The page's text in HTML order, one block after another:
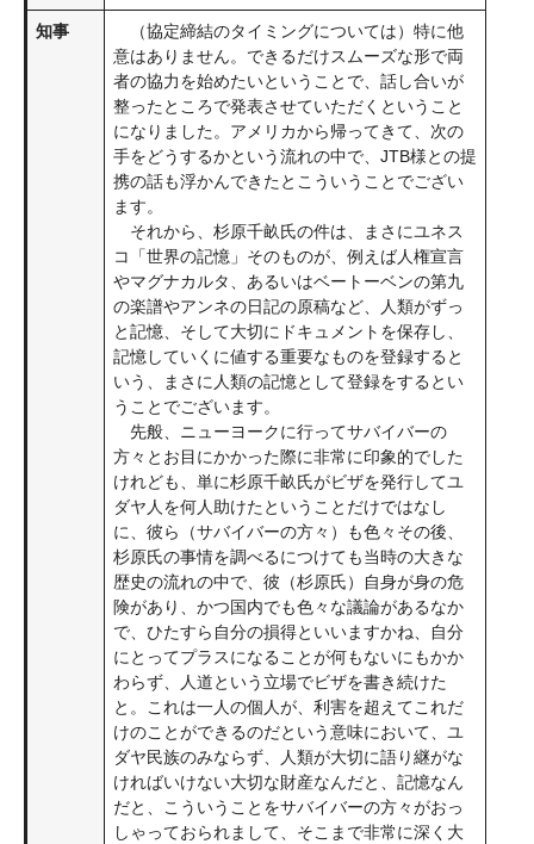
知事
（協定締結のタイミングについては）特に他
意はありません。できるだけスムーズな形で両
者の協力を始めたいということで、話し合いが
整ったところで発表させていただくということ
になりました。アメリカから帰ってきて、次の
手をどうするかという流れの中で、JTB様との提
携の話も浮かんできたとこういうことでござい
ます。
それから、杉原千畝氏の件は、まさにユネス
コ「世界の記憶」そのものが、例えば人権宣言
やマグナカルタ、あるいはベートーベンの第九
の楽譜やアンネの日記の原稿など、人類がずっ
と記憶、そして大切にドキュメントを保存し、
記憶していくに値する重要なものを登録すると
いう、まさに人類の記憶として登録をするとい
うことでございます。
先般、ニューヨークに行ってサバイバーの
方々とお目にかかった際に非常に印象的でした
けれども、単に杉原千畝氏がビザを発行してユ
ダヤ人を何人助けたということだけではなし
に、彼ら（サバイバーの方々）も色々その後、
杉原氏の事情を調べるにつけても当時の大きな
歴史の流れの中で、彼（杉原氏）自身が身の危
険があり、かつ国内でも色々な議論があるなか
で、ひたすら自分の損得といいますかね、自分
にとってプラスになることが何もないにもかか
わらず、人道という立場でビザを書き続けた
と。これは一人の個人が、利害を超えてこれだ
けのことができるのだという意味において、ユ
ダヤ民族のみならず、人類が大切に語り継がな
ければいけない大切な財産なんだと、記憶なん
だと、こういうことをサバイバーの方々がおっ
しゃっておられまして、そこまで非常に深く大